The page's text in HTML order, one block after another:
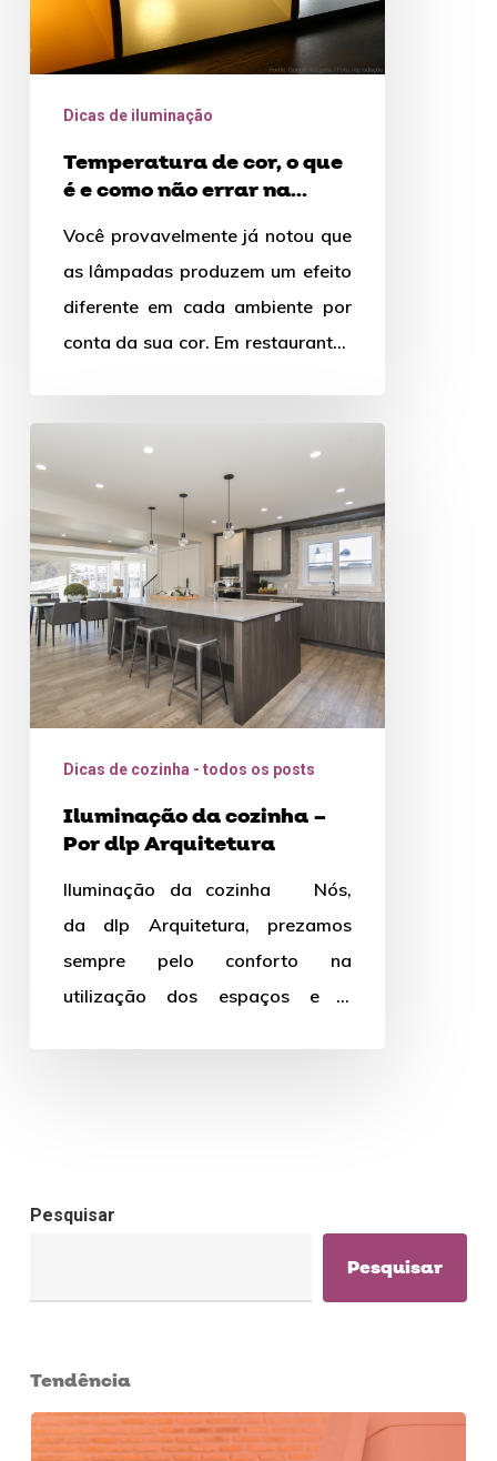
como
não
errar
escolha
iluminação
Dicas de iluminação
Temperatura de cor, o que
é e como não errar na
Você provavelmente já notou que
as lâmpadas produzem um efeito
diferente em cada ambiente por
conta da sua cor. Em restaurantes
da
cozinha
–
Por
dlp
Arquitetura
Dicas de cozinha - todos os posts
Iluminação da cozinha –
Por dlp Arquitetura
Iluminação da cozinha Nós,
da dlp Arquitetura, prezamos
sempre pelo conforto na
utilização dos espaços e a
Pesquisar
Pesquisar
Tendência